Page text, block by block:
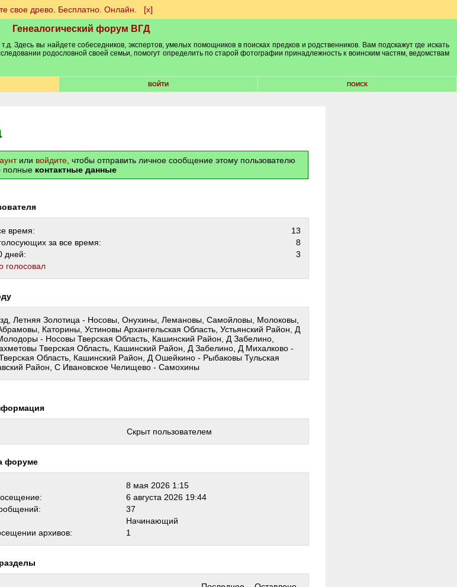
свое древо. Бесплатно. Онлайн. [х]
Генеалогический форум ВГД
Здесь вы найдете собеседников, экспертов, умелых помощников в поисках предков и родственников. Вам подскажут где искать
родословной своей семьи, помогут определить по старой фотографии принадлежность к воинским частям, ведомствам
ВОЙТИ ПОИСК
или войдите , чтобы отправить личное сообщение этому пользователю
полные контактные данные
время:
13
за все время:
8
дней:
3
голосовал
Летняя Золотица - Носовы, Онухины, Лемановы, Самойловы, Молоковы,
Каторины, Устиновы Архангельская Область, Устьянский Район, Д
- Носовы Тверская Область, Кашинский Район, Д Забелино,
Тверская Область, Кашинский Район, Д Забелино, Д Михалково -
Область, Кашинский Район, Д Ошейкино - Рыбаковы Тульская
Район, С Ивановское Челищево - Самохины
Скрыт пользователем
форуме
8 мая 2026 1:15
6 августа 2026 19:44
37
Начинающий
архивов:
1